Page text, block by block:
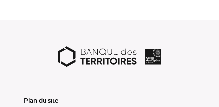
Plan du site